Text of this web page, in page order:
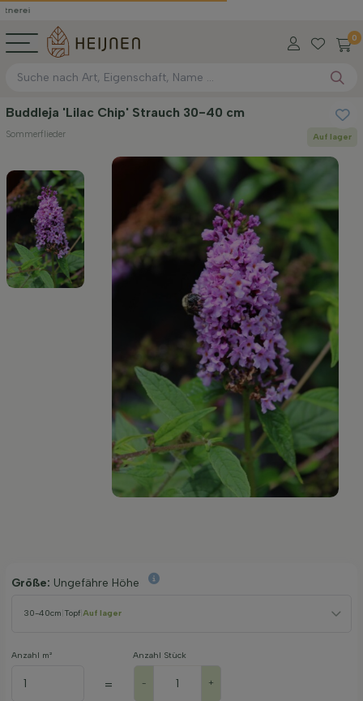
0
Buddleja 'Lilac Chip' Strauch 30-40 cm
Sommerflieder Auf lager
Größe: Ungefähre Höhe
30-40cm Topf Auf lager
Anzahl m²
=
Anzahl Stück
- +